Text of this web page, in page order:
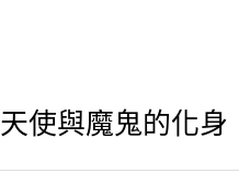
天使與魔鬼的化身